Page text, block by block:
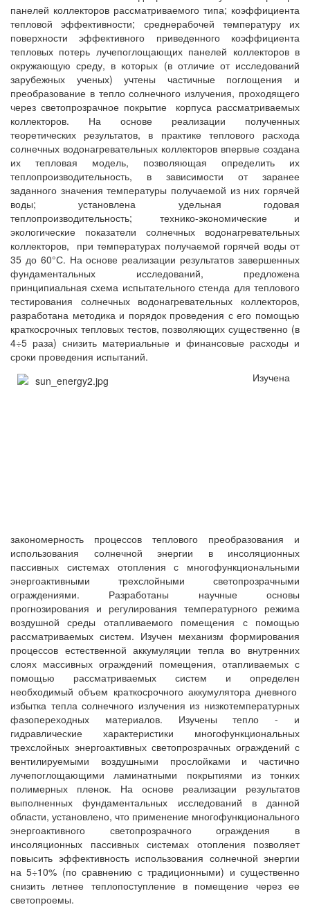
панелей коллекторов рассматриваемого типа; коэффициента
тепловой эффективности; среднерабочей температуру их
поверхности эффективного приведенного коэффициента
тепловых потерь лучепоглощающих панелей коллекторов в
окружающую среду, в которых (в отличие от исследований
зарубежных ученых) учтены частичные поглощения и
преобразование в тепло солнечного излучения, проходящего
через светопрозрачное покрытие корпуса рассматриваемых
коллекторов. На основе реализации полученных
теоретических результатов, в практике теплового расхода
солнечных водонагревательных коллекторов впервые создана
их тепловая модель, позволяющая определить их
теплопроизводительность, в зависимости от заранее
заданного значения температуры получаемой из них горячей
воды; установлена удельная годовая
теплопроизводительность; технико-экономические и
экологические показатели солнечных водонагревательных
коллекторов, при температурах получаемой горячей воды от
35 до 60°С. На основе реализации результатов завершенных
фундаментальных исследований, предложена
принципиальная схема испытательного стенда для теплового
тестирования солнечных водонагревательных коллекторов,
разработана методика и порядок проведения с его помощью
краткосрочных тепловых тестов, позволяющих существенно (в
4÷5 раза) снизить материальные и финансовые расходы и
сроки проведения испытаний.
Изучена
закономерность процессов теплового преобразования и
использования солнечной энергии в инсоляционных
пассивных системах отопления с многофункциональными
энергоактивными трехслойными светопрозрачными
ограждениями. Разработаны научные основы
прогнозирования и регулирования температурного режима
воздушной среды отапливаемого помещения с помощью
рассматриваемых систем. Изучен механизм формирования
процессов естественной аккумуляции тепла во внутренних
слоях массивных ограждений помещения, отапливаемых с
помощью рассматриваемых систем и определен
необходимый объем краткосрочного аккумулятора дневного
избытка тепла солнечного излучения из низкотемпературных
фазопереходных материалов. Изучены тепло - и
гидравлические характеристики многофункциональных
трехслойных энергоактивных светопрозрачных ограждений с
вентилируемыми воздушными прослойками и частично
лучепоглощающими ламинатными покрытиями из тонких
полимерных пленок. На основе реализации результатов
выполненных фундаментальных исследований в данной
области, установлено, что применение многофункционального
энергоактивного светопрозрачного ограждения в
инсоляционных пассивных системах отопления позволяет
повысить эффективность использования солнечной энергии
на 5÷10% (по сравнению с традиционными) и существенно
снизить летнее теплопоступление в помещение через ее
светопроемы.